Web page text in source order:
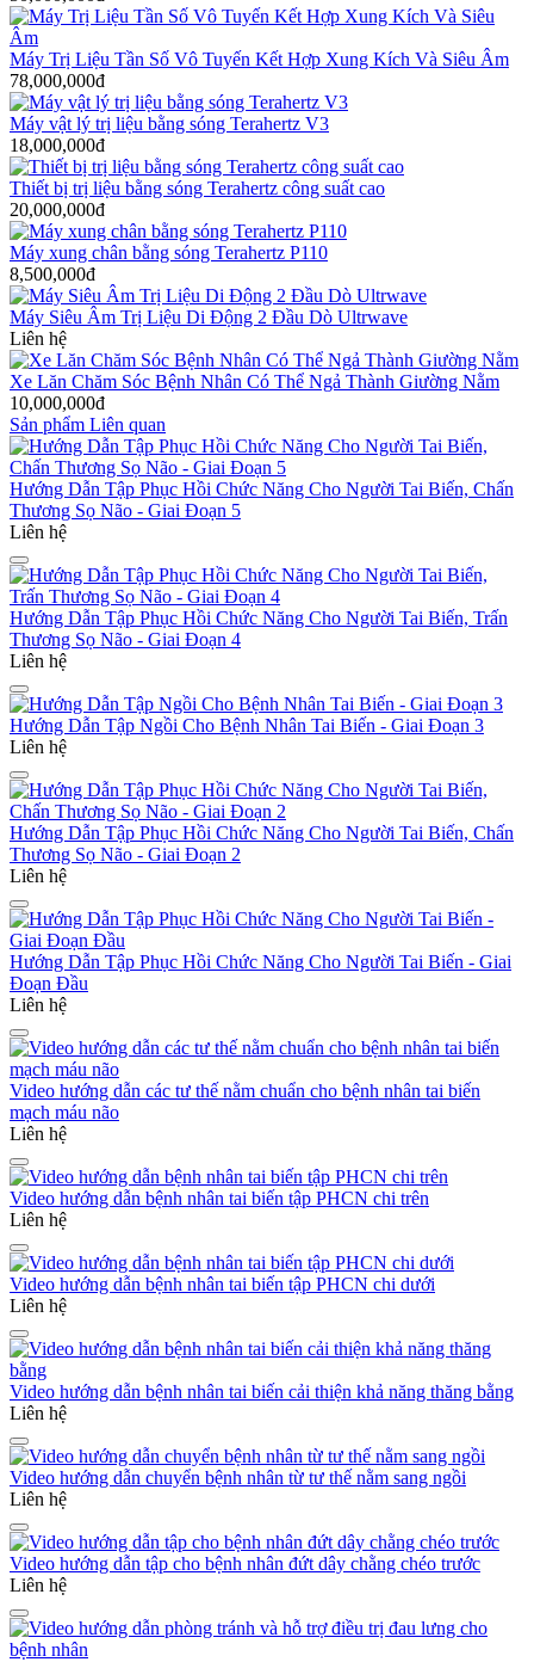
Máy Trị Liệu Tần Số Vô Tuyến Kết Hợp Xung Kích Và Siêu Âm
78,000,000đ
Máy vật lý trị liệu bằng sóng Terahertz V3
18,000,000đ
Thiết bị trị liệu bằng sóng Terahertz công suất cao
20,000,000đ
Máy xung chân bằng sóng Terahertz P110
8,500,000đ
Máy Siêu Âm Trị Liệu Di Động 2 Đầu Dò Ultrwave
Liên hệ
Xe Lăn Chăm Sóc Bệnh Nhân Có Thể Ngả Thành Giường Nằm
10,000,000đ
Sản phẩm Liên quan
Hướng Dẫn Tập Phục Hồi Chức Năng Cho Người Tai Biến, Chấn
Thương Sọ Não - Giai Đoạn 5
Liên hệ
Hướng Dẫn Tập Phục Hồi Chức Năng Cho Người Tai Biến, Trấn
Thương Sọ Não - Giai Đoạn 4
Liên hệ
Hướng Dẫn Tập Ngồi Cho Bệnh Nhân Tai Biến - Giai Đoạn 3
Liên hệ
Hướng Dẫn Tập Phục Hồi Chức Năng Cho Người Tai Biến, Chấn
Thương Sọ Não - Giai Đoạn 2
Liên hệ
Hướng Dẫn Tập Phục Hồi Chức Năng Cho Người Tai Biến - Giai
Đoạn Đầu
Liên hệ
Video hướng dẫn các tư thế nằm chuẩn cho bệnh nhân tai biến
mạch máu não
Liên hệ
Video hướng dẫn bệnh nhân tai biến tập PHCN chi trên
Liên hệ
Video hướng dẫn bệnh nhân tai biến tập PHCN chi dưới
Liên hệ
Video hướng dẫn bệnh nhân tai biến cải thiện khả năng thăng bằng
Liên hệ
Video hướng dẫn chuyển bệnh nhân từ tư thế nằm sang ngồi
Liên hệ
Video hướng dẫn tập cho bệnh nhân đứt dây chằng chéo trước
Liên hệ